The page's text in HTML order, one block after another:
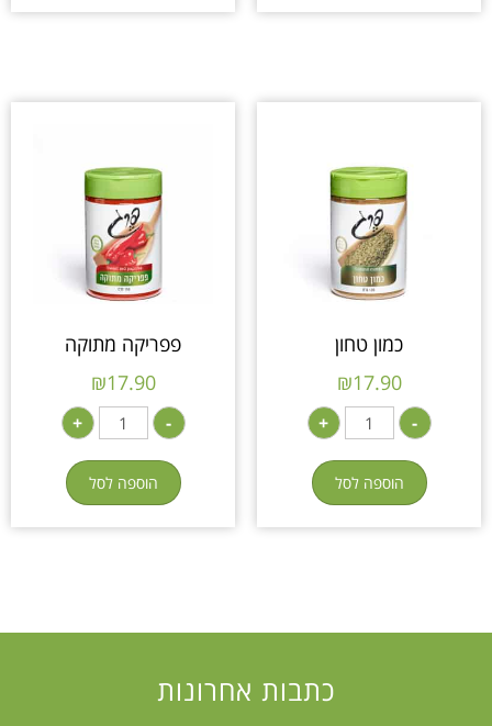
כמון טחון
₪17.90
-
+
הוספה לסל
פפריקה מתוקה
₪17.90
-
+
הוספה לסל
כתבות אחרונות